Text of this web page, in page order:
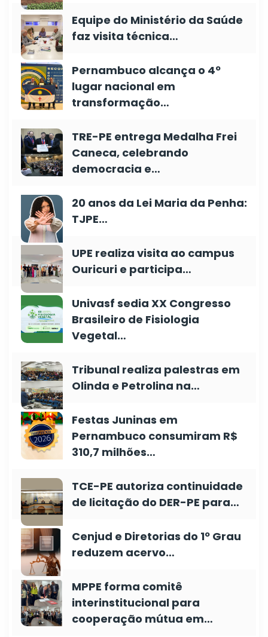
Equipe do Ministério da Saúde
faz visita técnica…
Pernambuco alcança o 4º
lugar nacional em
transformação…
TRE-PE entrega Medalha Frei
Caneca, celebrando
democracia e…
20 anos da Lei Maria da Penha:
TJPE…
UPE realiza visita ao campus
Ouricuri e participa…
Univasf sedia XX Congresso
Brasileiro de Fisiologia
Vegetal…
Tribunal realiza palestras em
Olinda e Petrolina na…
Festas Juninas em
Pernambuco consumiram R$
310,7 milhões…
TCE-PE autoriza continuidade
de licitação do DER-PE para…
Cenjud e Diretorias do 1º Grau
reduzem acervo…
MPPE forma comitê
interinstitucional para
cooperação mútua em…